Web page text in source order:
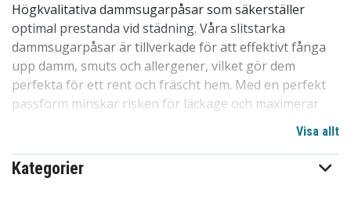
Högkvalitativa dammsugarpåsar som säkerställer
optimal prestanda vid städning. Våra slitstarka
dammsugarpåsar är tillverkade för att effektivt fånga
upp damm, smuts och allergener, vilket gör dem
perfekta för ett rent och fräscht hem. Med en perfekt
passform minskar risken för läckage och maximerar
Artnr
Visa allt
Kategorier